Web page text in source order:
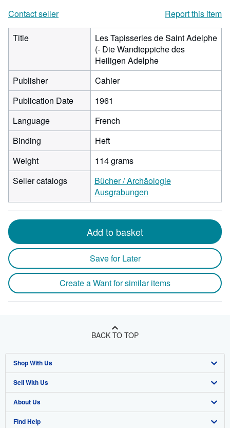
Contact seller
Report this item
Title
Les Tapisseries de Saint Adelphe
(- Die Wandteppiche des
Heiligen Adelphe
Publisher
Cahier
Publication Date
1961
Language
French
Binding
Heft
Weight
114 grams
Seller catalogs
Bücher / Archäologie
Ausgrabungen
Add to basket
Save for Later
Create a Want for similar items
BACK TO TOP
Shop With Us
Advanced Search
Browse Collections
My Account
Sell With Us
Start Selling
Join Our Affiliate Program
About Us
About AbeBooks
Find Help